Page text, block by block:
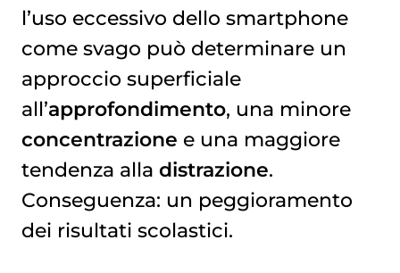
l’uso eccessivo dello smartphone
come svago può determinare un
approccio superficiale
all’approfondimento, una minore
concentrazione e una maggiore
tendenza alla distrazione.
Conseguenza: un peggioramento
dei risultati scolastici.